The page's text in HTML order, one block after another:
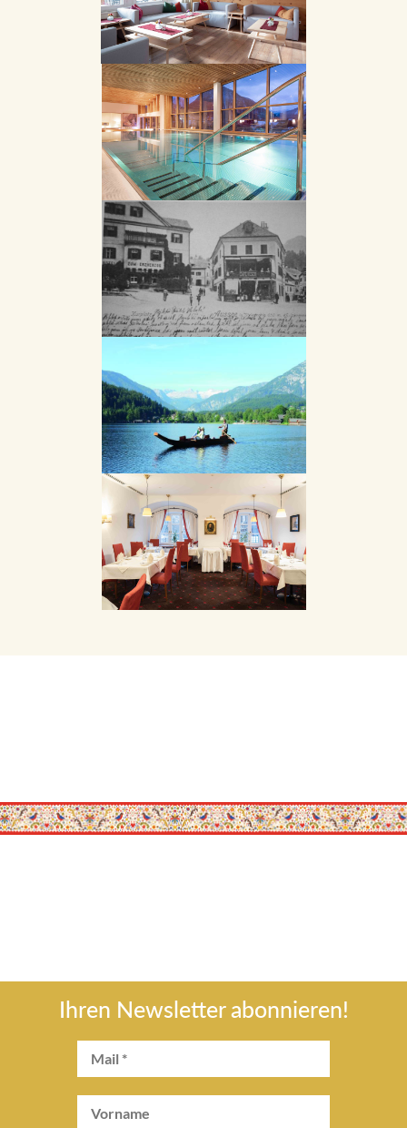
Ihren Newsletter abonnieren!